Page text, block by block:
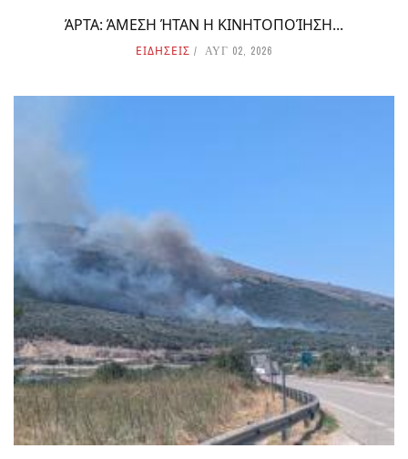
ΆΡΤΑ: ΆΜΕΣΗ ΉΤΑΝ Η ΚΙΝΗΤΟΠΟΊΗΣΗ...
ΕΙΔΗΣΕΙΣ ΑΥΓ 02, 2026